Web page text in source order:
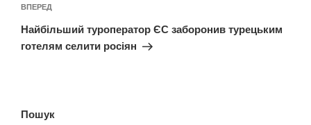
Наступний
запис
ВПЕРЕД
Найбільший туроператор ЄС заборонив турецьким
готелям селити росіян
Пошук